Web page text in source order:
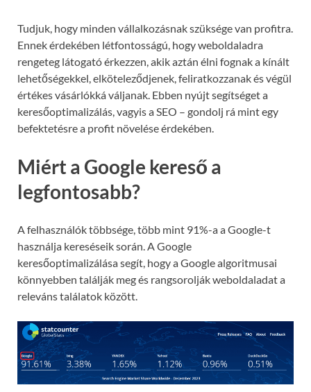
Tudjuk, hogy minden vállalkozásnak szüksége van profitra.
Ennek érdekében létfontosságú, hogy weboldaladra
rengeteg látogató érkezzen, akik aztán élni fognak a kínált
lehetőségekkel, elköteleződjenek, feliratkozzanak és végül
értékes vásárlókká váljanak. Ebben nyújt segítséget a
keresőoptimalizálás, vagyis a SEO – gondolj rá mint egy
befektetésre a profit növelése érdekében.
Miért a Google kereső a
legfontosabb?
A felhasználók többsége, több mint 91%-a a Google-t
használja kereséseik során. A Google
keresőoptimalizálása segít, hogy a Google algoritmusai
könnyebben találják meg és rangsorolják weboldaladat a
releváns találatok között.